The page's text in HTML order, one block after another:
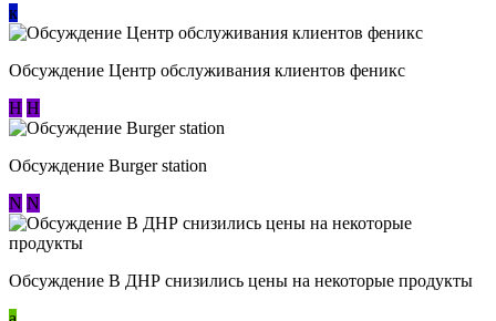
к
Обсуждение Центр обслуживания клиентов феникс
Н Н
Обсуждение Burger station
N N
Обсуждение В ДНР снизились цены на некоторые продукты